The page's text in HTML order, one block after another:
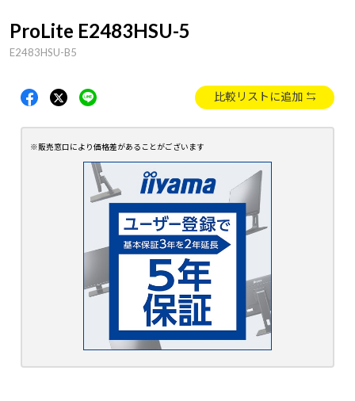
ProLite E2483HSU-5
E2483HSU-B5
比較リストに追加